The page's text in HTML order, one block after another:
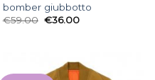
bomber giubbotto
€59.00 €36.00